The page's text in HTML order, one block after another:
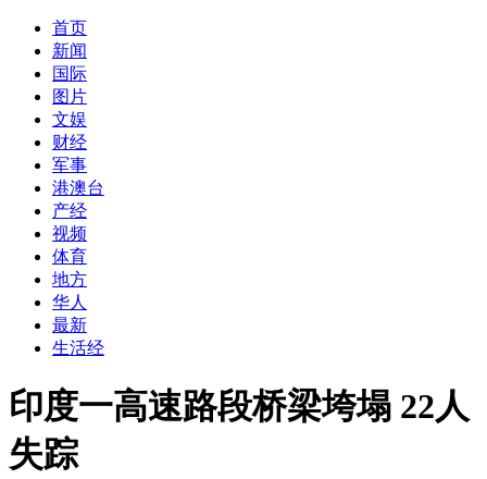
首页
新闻
国际
图片
文娱
财经
军事
港澳台
产经
视频
体育
地方
华人
最新
生活经
印度一高速路段桥梁垮塌 22人
失踪